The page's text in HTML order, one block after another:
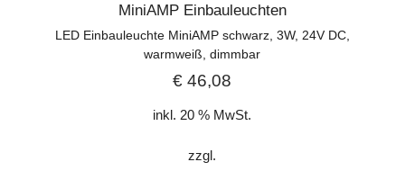
MiniAMP Einbauleuchten
LED Einbauleuchte MiniAMP schwarz, 3W, 24V DC,
warmweiß, dimmbar
€ 46,08
inkl. 20 % MwSt.
zzgl.